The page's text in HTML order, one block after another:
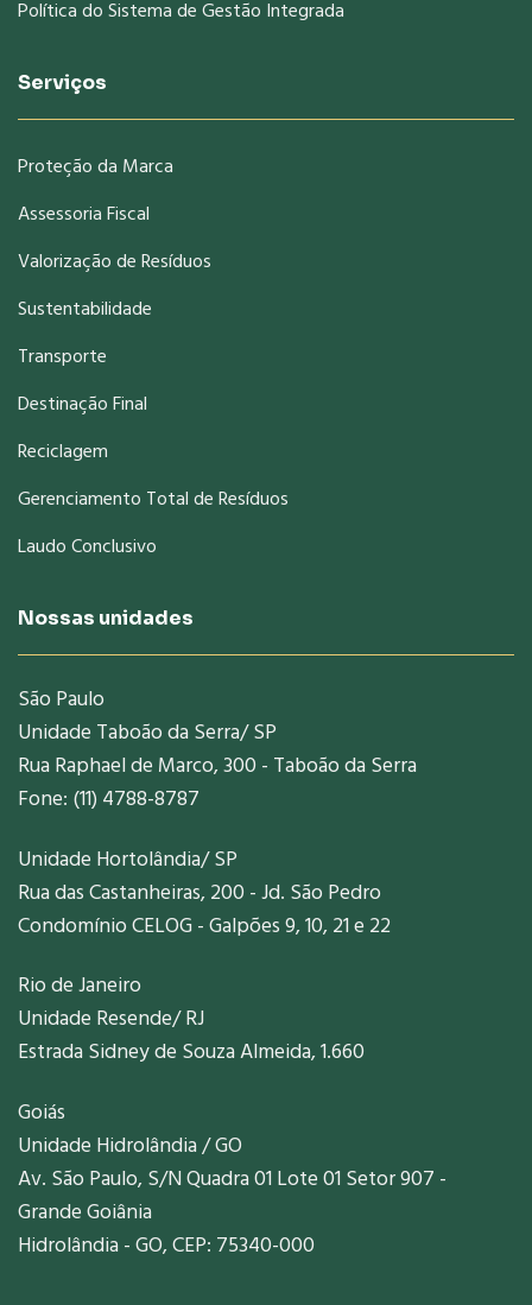
Política do Sistema de Gestão Integrada
Serviços
Proteção da Marca
Assessoria Fiscal
Valorização de Resíduos
Sustentabilidade
Transporte
Destinação Final
Reciclagem
Gerenciamento Total de Resíduos
Laudo Conclusivo
Nossas unidades
São Paulo
Unidade Taboão da Serra/ SP
Rua Raphael de Marco, 300 - Taboão da Serra
Fone: (11) 4788-8787
Unidade Hortolândia/ SP
Rua das Castanheiras, 200 - Jd. São Pedro
Condomínio CELOG - Galpões 9, 10, 21 e 22
Rio de Janeiro
Unidade Resende/ RJ
Estrada Sidney de Souza Almeida, 1.660
Goiás
Unidade Hidrolândia / GO
Av. São Paulo, S/N Quadra 01 Lote 01 Setor 907 -
Grande Goiânia
Hidrolândia - GO, CEP: 75340-000